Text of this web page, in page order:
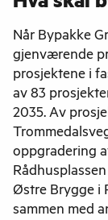
Når Bypakke
gjenværende
prosjektene i
av 83
2035. Av
oppgradering
Østre Brygge i
sammen med